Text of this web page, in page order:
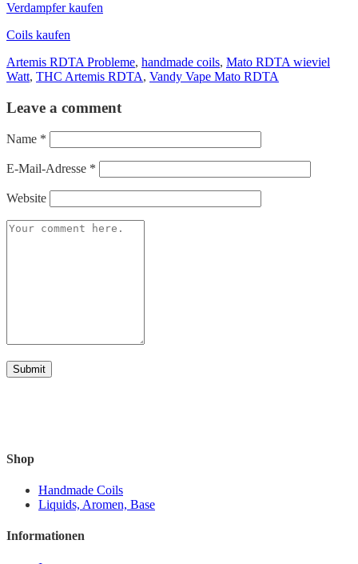
Verdampfer kaufen
Coils kaufen
Artemis RDTA Probleme, handmade coils, Mato RDTA wieviel
Watt, THC Artemis RDTA, Vandy Vape Mato RDTA
Leave a comment
Name *
E-Mail-Adresse *
Website
Shop
Handmade Coils
Liquids, Aromen, Base
Informationen